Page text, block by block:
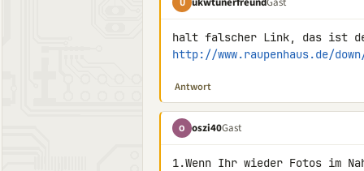
U
http://www.raupenhaus.de/
Antwort
O oszi40Gast
1.Wenn Ihr wieder Fotos im